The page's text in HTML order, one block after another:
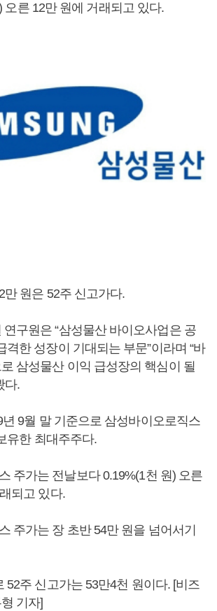
오른 12만 원에 거래되고 있다.
만 원은 52주 신고가다.
구원은 “삼성물산 바이오사업은 공
격한 성장이 기대되는 부문”이라며 “바
삼성물산 이익 급성장의 핵심이 될
다.
9월 말 기준으로 삼성바이오로직스
유한 최대주주다.
주가는 전날보다 0.19%(1천 원) 오른
되고 있다.
주가는 장 초반 54만 원을 넘어서기
52주 신고가는 53만4천 원이다. [비즈
기자]